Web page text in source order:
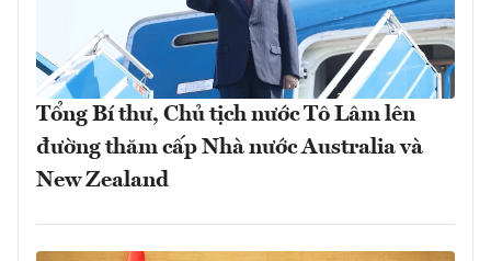
Tổng Bí thư, Chủ tịch nước Tô Lâm lên
đường thăm cấp Nhà nước Australia và
New Zealand